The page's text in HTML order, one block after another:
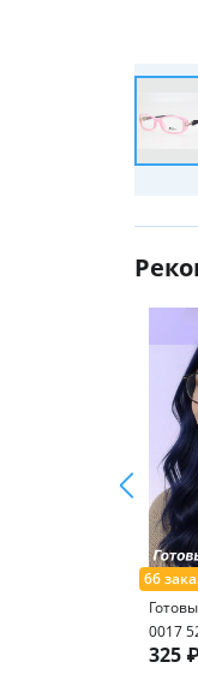
0017
325